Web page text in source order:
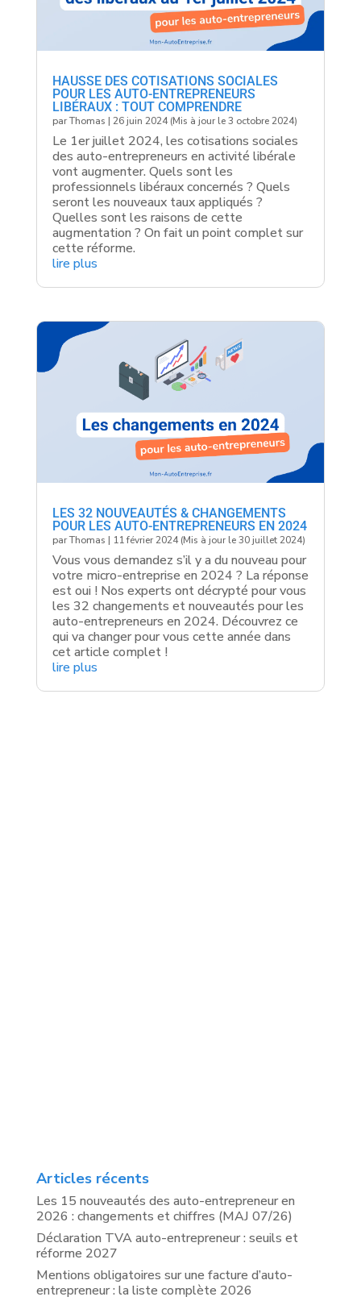
HAUSSE DES COTISATIONS SOCIALES
POUR LES AUTO-ENTREPRENEURS
LIBÉRAUX : TOUT COMPRENDRE
parThomas | 26 juin 2024 (Mis à jour le 3 octobre 2024)
Le 1er juillet 2024, les cotisations sociales
des auto-entrepreneurs en activité libérale
vont augmenter. Quels sont les
professionnels libéraux concernés ? Quels
seront les nouveaux taux appliqués ?
Quelles sont les raisons de cette
augmentation ? On fait un point complet sur
cette réforme.
lire plus
LES 32 NOUVEAUTÉS & CHANGEMENTS
POUR LES AUTO-ENTREPRENEURS EN 2024
parThomas | 11 février 2024 (Mis à jour le 30 juillet 2024)
Vous vous demandez s’il y a du nouveau pour
votre micro-entreprise en 2024 ? La réponse
est oui ! Nos experts ont décrypté pour vous
les 32 changements et nouveautés pour les
auto-entrepreneurs en 2024. Découvrez ce
qui va changer pour vous cette année dans
cet article complet !
lire plus
Articles récents
Les 15 nouveautés des auto-entrepreneur en
2026 : changements et chiffres (MAJ 07/26)
Déclaration TVA auto-entrepreneur : seuils et
réforme 2027
Mentions obligatoires sur une facture d’auto-
entrepreneur : la liste complète 2026